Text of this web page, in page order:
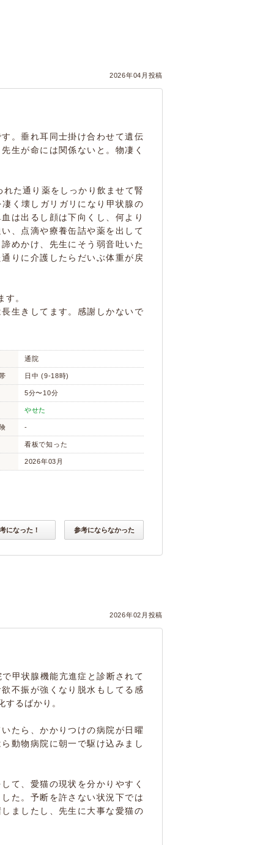
2026年04月投稿
。垂れ耳同士掛け合わせて遺伝
生が命には関係ないと。物凄く
た通り薬をしっかり飲ませて腎
く壊しガリガリになり甲状腺の
は出るし顔は下向くし、何より
、点滴や療養缶詰や薬を出して
めかけ、先生にそう弱音吐いた
りに介護したらだいぶ体重が戻
。
生きしてます。感謝しかないで
通院
日中 (9-18時)
5分〜10分
やせた
-
看板で知った
2026年03月
になった！ 参考にならなかった
2026年02月投稿
甲状腺機能亢進症と診断されて
不振が強くなり脱水もしてる感
るばかり。
たら、かかりつけの病院が日曜
動物病院に朝一で駆け込みまし
て、愛猫の現状を分かりやすく
た。予断を許さない状況下では
ましたし、先生に大事な愛猫の